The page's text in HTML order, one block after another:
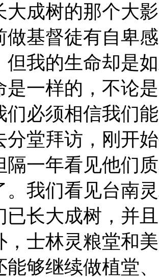
大成树的那个大
做基督徒有自卑
但我的生命却是
是一样的，不论
们必须相信我们
分堂拜访，刚开
隔一年看见他们
。我们看见台南
已长大成树，并
，士林灵粮堂和
能够继续做植堂